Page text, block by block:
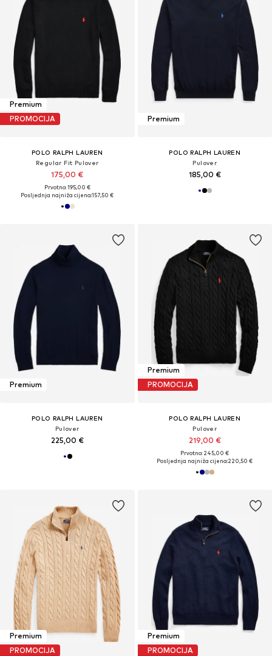
Premium
PROMOCIJA
POLO RALPH LAUREN
Regular Fit Pulover
175,00 €
Prvotno: 195,00 €
Posljednja najniža cijena:157,50 €
Premium
POLO RALPH LAUREN
Pulover
185,00 €
Premium
POLO RALPH LAUREN
Pulover
225,00 €
Premium
PROMOCIJA
POLO RALPH LAUREN
Pulover
219,00 €
Prvotno: 245,00 €
Posljednja najniža cijena:220,50 €
Premium
PROMOCIJA
Premium
PROMOCIJA